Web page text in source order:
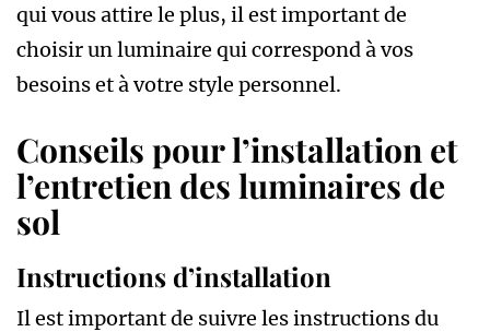
qui vous attire le plus, il est important de
choisir un luminaire qui correspond à vos
besoins et à votre style personnel.
Conseils pour l’installation et
l’entretien des luminaires de
sol
Instructions d’installation
Il est important de suivre les instructions du